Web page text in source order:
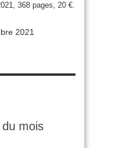
368 pages, 20 €.
2021
mois